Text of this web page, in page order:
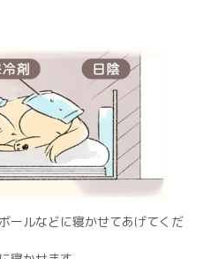
ールなどに寝かせてあげてくだ